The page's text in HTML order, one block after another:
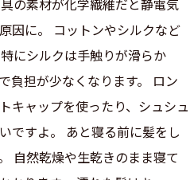
因に。 コットンやシルクなど
にシルクは手触りが滑らか
負担が少なくなります。 ロン
キャップを使ったり、シュシュ
ですよ。 あと寝る前に髪をし
自然乾燥や生乾きのまま寝て